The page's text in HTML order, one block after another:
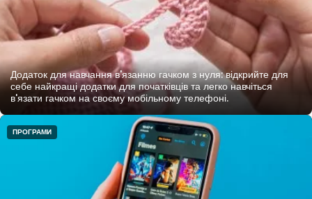
Додаток для навчання в'язанню гачком з нуля: відкрийте для
себе найкращі додатки для початківців та легко навчіться
в'язати гачком на своєму мобільному телефоні.
ПРОГРАМИ